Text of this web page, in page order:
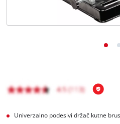
Univerzalno podesivi držač kutne